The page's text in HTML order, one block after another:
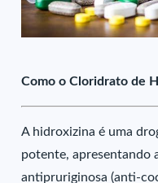
Como o Cloridrato de
A hidroxizina é uma
potente, apresentando
antipruriginosa (anti-